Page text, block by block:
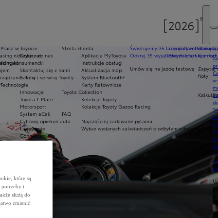
Świętujemy 35 lat Toyoty w Polsce
Odkryj 35 wyjątkowych ofert
Umów się na jazdę testową
Praca w Toyocie
Dołącz do nas
Kontakt
Skontaktuj się z nami
Salony i serwisy Toyoty
Technologie
Innowacje
Toyota T-Mate
Motorsport
System eCall
Cyfrowy opiekun auta
Ładowanie
Connected
Toyota Central
Skontaktuj się z
niższych rat
konsumencki
flotą
Komfort
Zapytaj
floty
Strefa klienta
Aplikacja MyToyota
Instrukcje obsługi
Aktualizacja map
System Bluetooth®
Karty Ratownicze
Toyota Collection
Kolekcje Toyoty
Kolekcje Toyoty Gazoo Racing
FAQ
Najczęściej zadawane pytania
Wykaz wydanych zaświadczeń o odbytym szkoleniu (pdf)
które są
potrzeby i
służą do
zmienić